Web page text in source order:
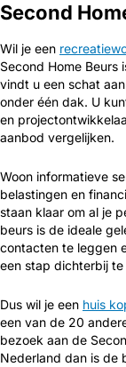
Second
Wil je een
Second Home
vindt u een schat
onder één dak. U
en
aanbod vergelijken.
Woon informatieve
belastingen en
staan klaar om al je
beurs is de ideale
contacten te leggen
een stap dichterbij te
Dus wil je een huis
een van de 20
bezoek aan de
Nederland dan is de